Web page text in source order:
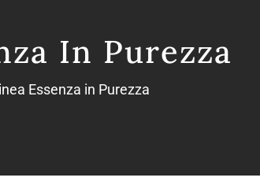
In Purezza
Essenza in Purezza